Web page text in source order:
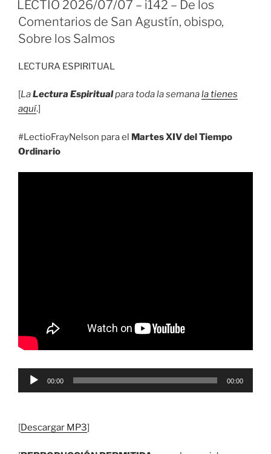
LECTIO 2026/07/07 – i142 – De los
Comentarios de San Agustín, obispo,
Sobre los Salmos
LECTURA ESPIRITUAL
[LaLectura Espiritualpara toda la semanala tienes
aquí.]
#LectioFrayNelson para el Martes XIV del Tiempo
Ordinario
Reproductor
00:00 00:00
[Descargar MP3]